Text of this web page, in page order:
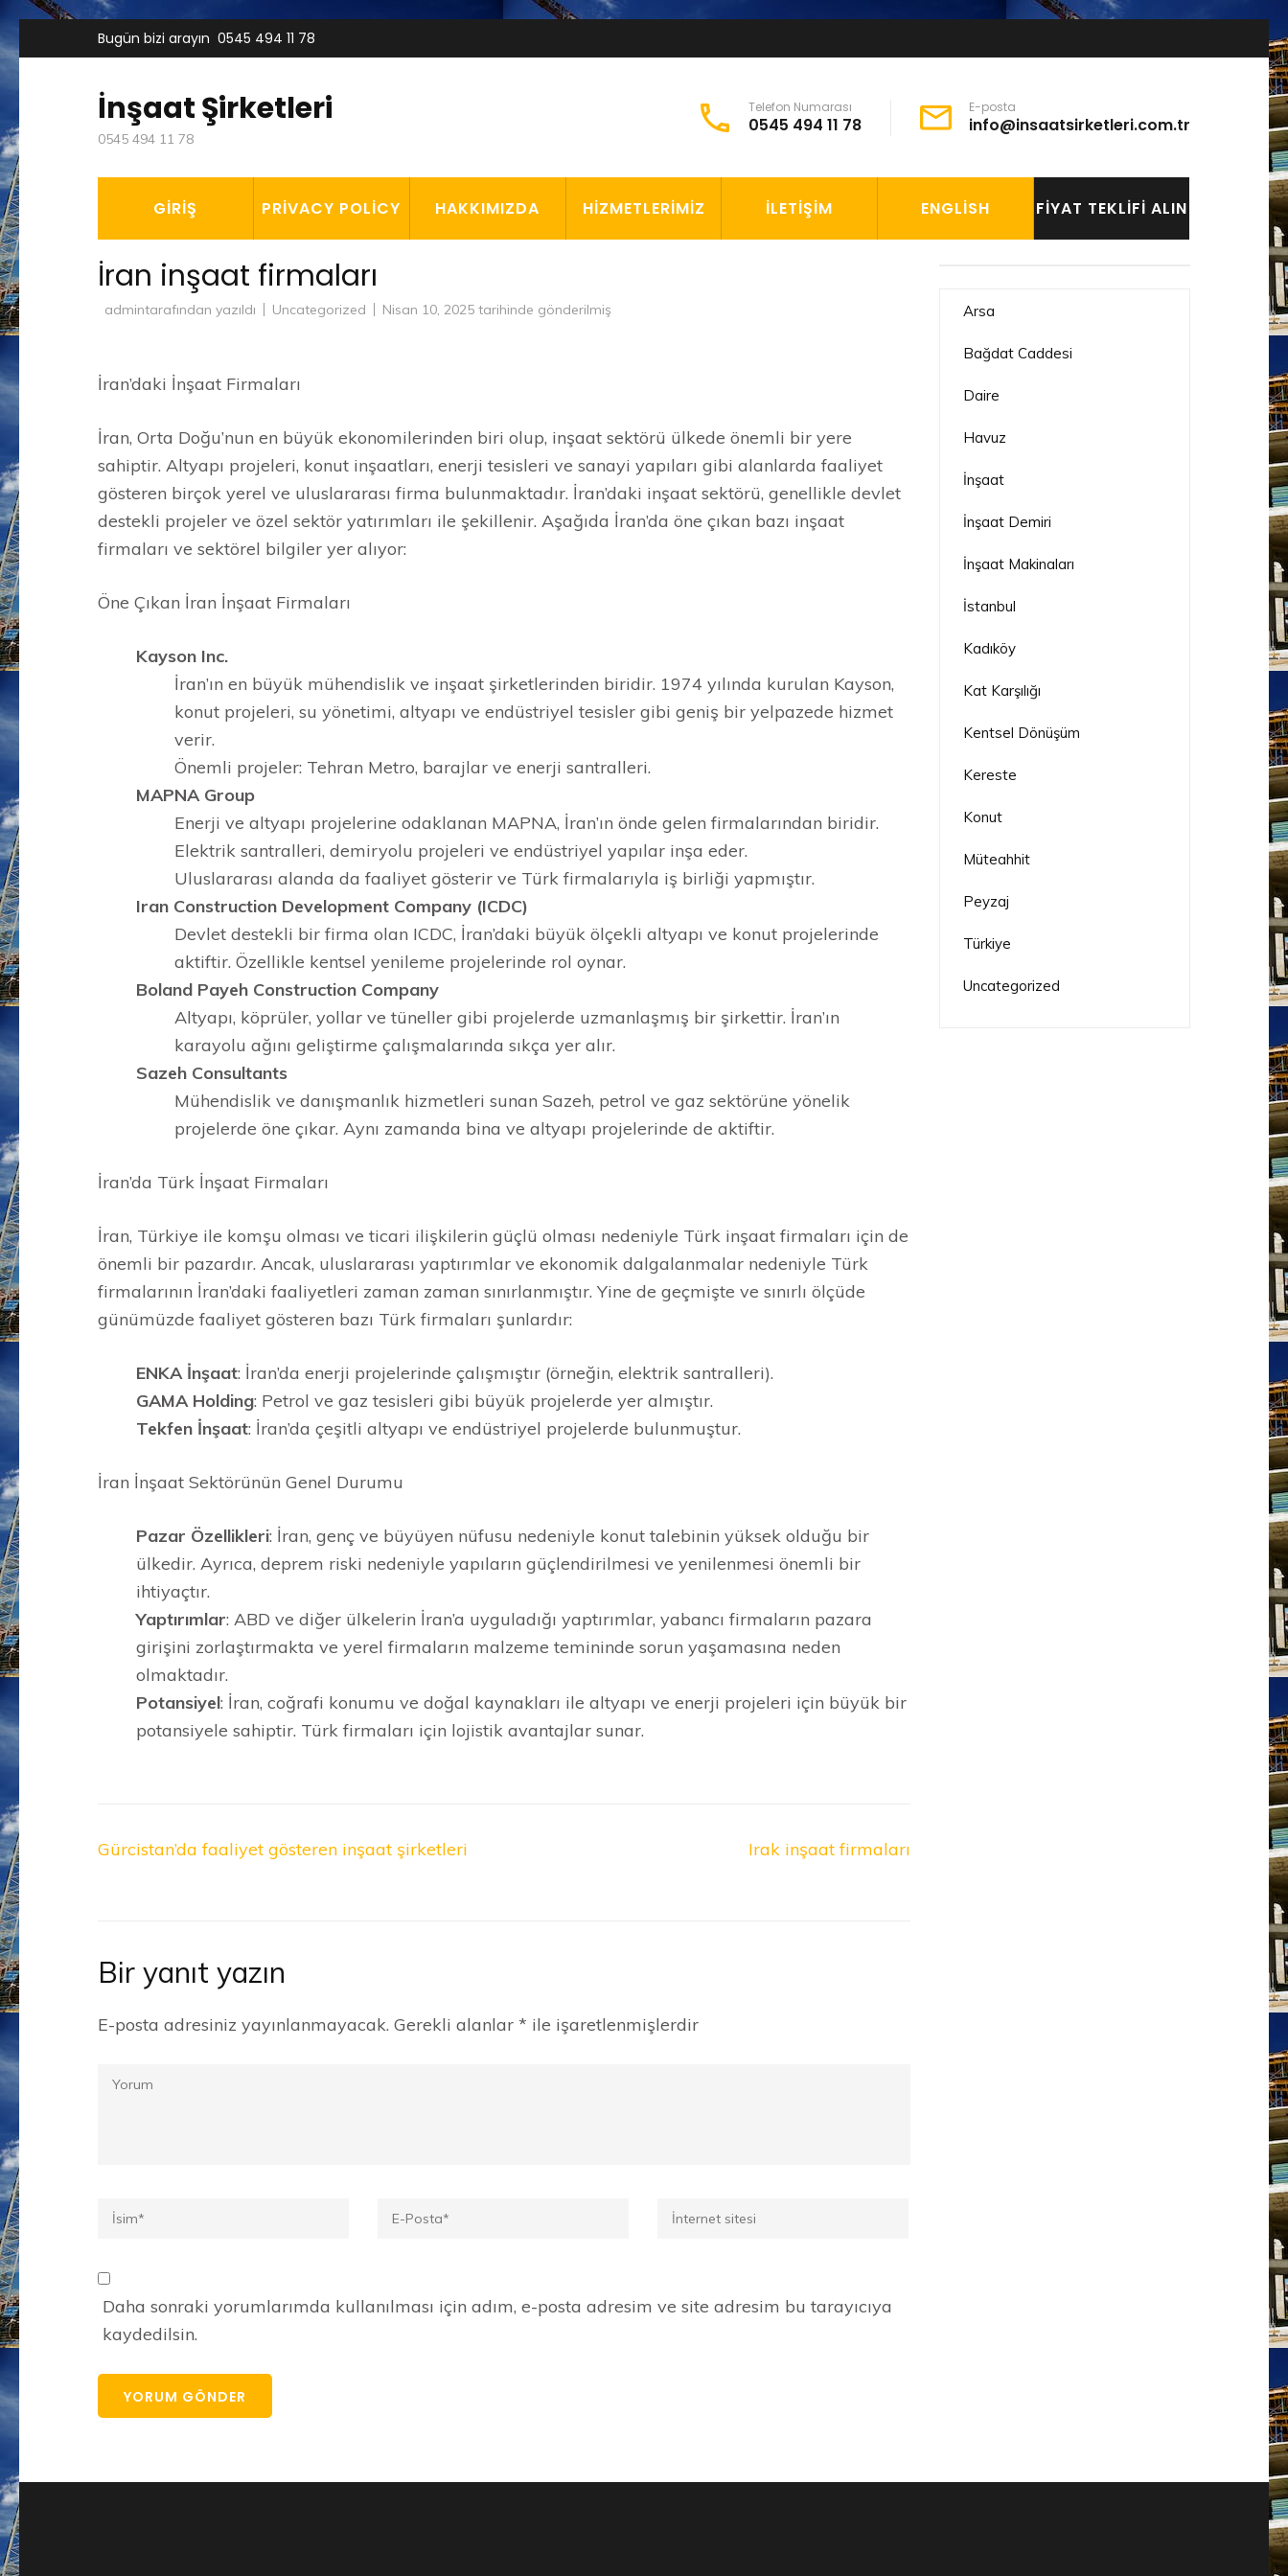
atla
(Enter
basın)
Bugün bizi arayın 0545 494 11 78
İnşaat Şirketleri
0545 494 11 78
Telefon Numarası
0545 494 11 78
E-posta
info@insaatsirketleri.com.tr
GIRIŞ PRIVACY POLICY HAKKIMIZDA HIZMETLERIMIZ İLETIŞIM ENGLISH FIYAT TEKLIFI ALIN
İran inşaat firmaları
admintarafından yazıldı Uncategorized Nisan 10, 2025 tarihinde gönderilmiş
İran’daki İnşaat Firmaları
İran, Orta Doğu’nun en büyük ekonomilerinden biri olup, inşaat sektörü ülkede önemli bir yere
sahiptir. Altyapı projeleri, konut inşaatları, enerji tesisleri ve sanayi yapıları gibi alanlarda faaliyet
gösteren birçok yerel ve uluslararası firma bulunmaktadır. İran’daki inşaat sektörü, genellikle devlet
destekli projeler ve özel sektör yatırımları ile şekillenir. Aşağıda İran’da öne çıkan bazı inşaat
firmaları ve sektörel bilgiler yer alıyor:
Öne Çıkan İran İnşaat Firmaları
Kayson Inc.
İran’ın en büyük mühendislik ve inşaat şirketlerinden biridir. 1974 yılında kurulan Kayson,
konut projeleri, su yönetimi, altyapı ve endüstriyel tesisler gibi geniş bir yelpazede hizmet
verir.
Önemli projeler: Tehran Metro, barajlar ve enerji santralleri.
MAPNA Group
Enerji ve altyapı projelerine odaklanan MAPNA, İran’ın önde gelen firmalarından biridir.
Elektrik santralleri, demiryolu projeleri ve endüstriyel yapılar inşa eder.
Uluslararası alanda da faaliyet gösterir ve Türk firmalarıyla iş birliği yapmıştır.
Iran Construction Development Company (ICDC)
Devlet destekli bir firma olan ICDC, İran’daki büyük ölçekli altyapı ve konut projelerinde
aktiftir. Özellikle kentsel yenileme projelerinde rol oynar.
Boland Payeh Construction Company
Altyapı, köprüler, yollar ve tüneller gibi projelerde uzmanlaşmış bir şirkettir. İran’ın
karayolu ağını geliştirme çalışmalarında sıkça yer alır.
Sazeh Consultants
Mühendislik ve danışmanlık hizmetleri sunan Sazeh, petrol ve gaz sektörüne yönelik
projelerde öne çıkar. Aynı zamanda bina ve altyapı projelerinde de aktiftir.
İran’da Türk İnşaat Firmaları
İran, Türkiye ile komşu olması ve ticari ilişkilerin güçlü olması nedeniyle Türk inşaat firmaları için de
önemli bir pazardır. Ancak, uluslararası yaptırımlar ve ekonomik dalgalanmalar nedeniyle Türk
firmalarının İran’daki faaliyetleri zaman zaman sınırlanmıştır. Yine de geçmişte ve sınırlı ölçüde
günümüzde faaliyet gösteren bazı Türk firmaları şunlardır:
ENKA İnşaat: İran’da enerji projelerinde çalışmıştır (örneğin, elektrik santralleri).
GAMA Holding: Petrol ve gaz tesisleri gibi büyük projelerde yer almıştır.
Tekfen İnşaat: İran’da çeşitli altyapı ve endüstriyel projelerde bulunmuştur.
İran İnşaat Sektörünün Genel Durumu
Pazar Özellikleri: İran, genç ve büyüyen nüfusu nedeniyle konut talebinin yüksek olduğu bir
ülkedir. Ayrıca, deprem riski nedeniyle yapıların güçlendirilmesi ve yenilenmesi önemli bir
ihtiyaçtır.
Yaptırımlar: ABD ve diğer ülkelerin İran’a uyguladığı yaptırımlar, yabancı firmaların pazara
girişini zorlaştırmakta ve yerel firmaların malzeme temininde sorun yaşamasına neden
olmaktadır.
Potansiyel: İran, coğrafi konumu ve doğal kaynakları ile altyapı ve enerji projeleri için büyük bir
potansiyele sahiptir. Türk firmaları için lojistik avantajlar sunar.
Yazı
Gürcistan’da faaliyet gösteren inşaat şirketleri Irak inşaat firmaları
Bir yanıt yazın
E-posta adresiniz yayınlanmayacak. Gerekli alanlar * ile işaretlenmişlerdir
Yorum
Ad*
E-
İnternet
Daha sonraki yorumlarımda kullanılması için adım, e-posta adresim ve site adresim bu tarayıcıya
kaydedilsin.
Arsa
Bağdat Caddesi
Daire
Havuz
İnşaat
İnşaat Demiri
İnşaat Makinaları
İstanbul
Kadıköy
Kat Karşılığı
Kentsel Dönüşüm
Kereste
Konut
Müteahhit
Peyzaj
Türkiye
Uncategorized